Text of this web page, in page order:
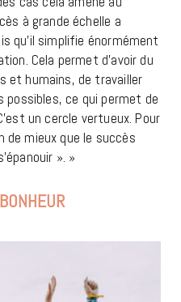
à grande échelle a
qu’il simplifie énormément
Cela permet d’avoir du
et humains, de travailler
possibles, ce qui permet de
un cercle vertueux. Pour
de mieux que le succès
». »